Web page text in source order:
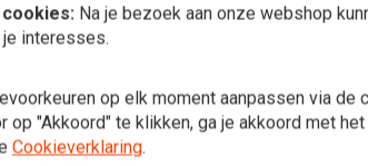
Plaats ook een review
Na je bezoek aan onze webshop
interesses.
op elk moment aanpassen via de
op "Akkoord" te klikken, ga je akkoord met
Cookieverklaring.